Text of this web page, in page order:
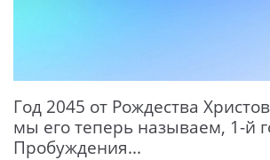
Год 2045 от Рождества
мы его теперь называем, 1-й
Пробуждения...